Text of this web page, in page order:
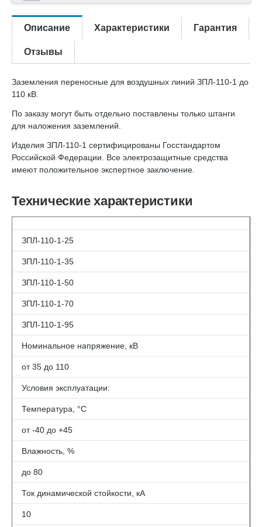
Описание Характеристики Гарантия
Отзывы
Заземления переносные для воздушных линий ЗПЛ-110-1 до
110 кВ.
По заказу могут быть отдельно поставлены только штанги
для наложения заземлений.
Изделия ЗПЛ-110-1 сертифицированы Госстандартом
Российской Федерации. Все электрозащитные средства
имеют положительное экспертное заключение.
Технические характеристики
ЗПЛ-110-1-25
ЗПЛ-110-1-35
ЗПЛ-110-1-50
ЗПЛ-110-1-70
ЗПЛ-110-1-95
Номинальное напряжение, кВ
от 35 до 110
Условия эксплуатации:
Температура, °С
от -40 до +45
Влажность, %
до 80
Ток динамической стойкости, кА
10